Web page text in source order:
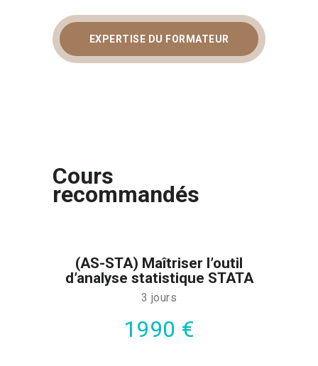
EXPERTISE DU FORMATEUR
Cours
recommandés
(AS-STA) Maîtriser l’outil
d’analyse statistique STATA
3 jours
1990 €